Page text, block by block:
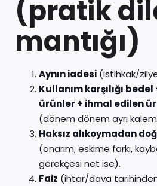
(pratik
mantığı)
Aynın iadesi (istihkak/
Kullanım karşılığı
ürünler + ihmal edilen
(dönem dönem ayrı
Haksız alıkoymadan
(onarım, eskime farkı,
gerekçesi net ise).
Faiz (ihtar/dava